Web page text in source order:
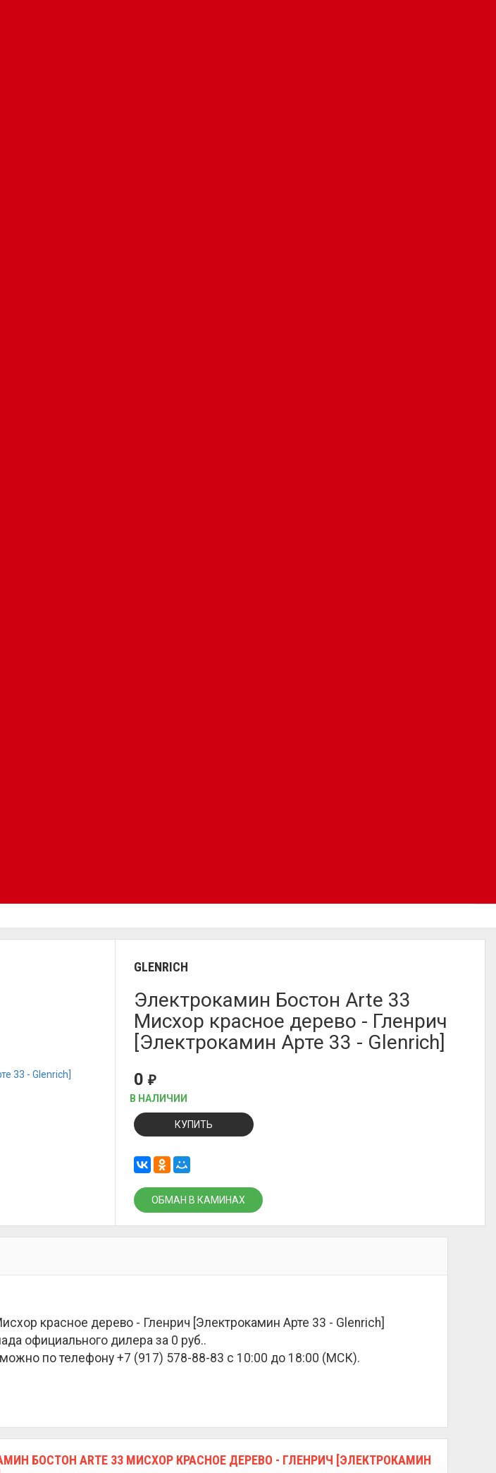
GLENRICH
Электрокамин Бостон Arte 33
Мисхор красное дерево - Гленрич
[Электрокамин Арте 33 - Glenrich]
0₽
В НАЛИЧИИ
КУПИТЬ
ОБМАН В КАМИНАХ
красное дерево - Гленрич [Электрокамин Арте 33 - Glenrich]
официального дилера за 0 руб..
можно по телефону +7 (917) 578-88-83 с 10:00 до 18:00 (МСК).
БОСТОН ARTE 33 МИСХОР КРАСНОЕ ДЕРЕВО - ГЛЕНРИЧ [ЭЛЕКТРОКАМИН